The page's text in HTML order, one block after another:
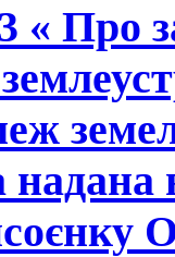
Про
надана